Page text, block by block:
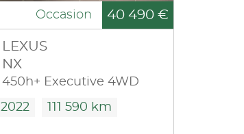
Occasion 40 490 €
LEXUS
NX
450h+ Executive 4WD
2022 111 590 km